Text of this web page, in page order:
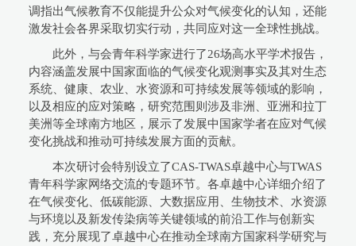
调指出气候教育不仅能提升公众对气候变化的认知，还能
激发社会各界采取切实行动，共同应对这一全球性挑战。
此外，与会青年科学家进行了26场高水平学术报告，
内容涵盖发展中国家面临的气候变化观测事实及其对生态
系统、健康、农业、水资源和可持续发展等领域的影响，
以及相应的应对策略，研究范围则涉及非洲、亚洲和拉丁
美洲等全球南方地区，展示了发展中国家学者在应对气候
变化挑战和推动可持续发展方面的贡献。
本次研讨会特别设立了CAS-TWAS卓越中心与TWAS
青年科学家网络交流的专题环节。各卓越中心详细介绍了
在气候变化、低碳能源、大数据应用、生物技术、水资源
与环境以及新发传染病等关键领域的前沿工作与创新实
践，充分展现了卓越中心在推动全球南方国家科学研究与